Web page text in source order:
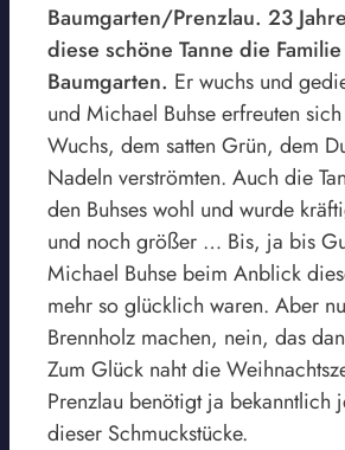
Baumgarten/Prenzlau. 23
diese schöne Tanne die
Baumgarten. Er wuchs und
und Michael Buhse erfreuten
Wuchs, dem satten Grün, dem
Nadeln verströmten. Auch die
den Buhses wohl und wurde
und noch größer … Bis, ja bis
Michael Buhse beim Anblick
mehr so glücklich waren. Aber
Brennholz machen, nein, das
Zum Glück naht die
Prenzlau benötigt ja bekanntlich
dieser Schmuckstücke.